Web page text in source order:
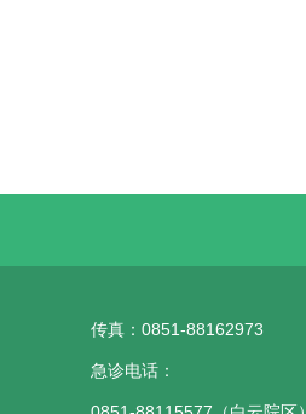
传真：0851-88162973
急诊电话：